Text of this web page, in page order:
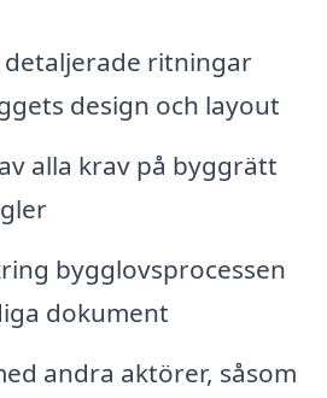
detaljerade ritningar
design och layout
alla krav på byggrätt
bygglovsprocessen
dokument
andra aktörer, såsom